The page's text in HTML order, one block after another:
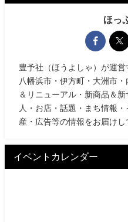
ほっ
豊予社（ほうよしゃ）が運営
八幡浜市・伊方町・大洲市
＆リニューアル・新商品＆新
人・お店・話題・まち情報
産・広告等の情報をお届けし
イベントカレンダー